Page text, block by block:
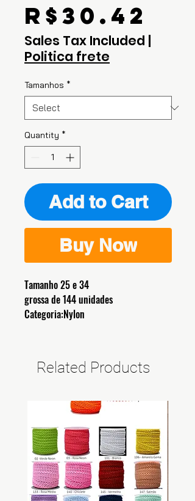
R$30.42
Sales Tax Included |
Politica frete
Tamanhos *
Quantity *
Add to Cart
Buy Now
Tamanho 25 e 34
grossa de 144 unidades
Categoria:Nylon
Related Products